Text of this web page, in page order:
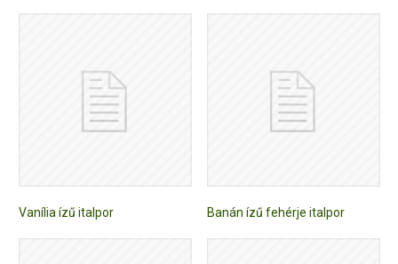
Vanília ízű italpor Banán ízű fehérje italpor